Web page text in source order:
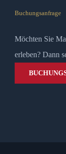
Buchungsanfrage
Möchten Sie
erleben? Dann